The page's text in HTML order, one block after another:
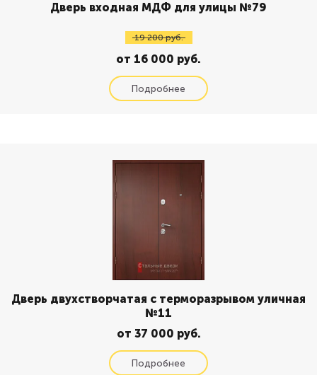
Дверь входная МДФ для улицы №79
19 200 руб.
от 16 000 руб.
Дверь двухстворчатая с терморазрывом уличная
№11
от 37 000 руб.